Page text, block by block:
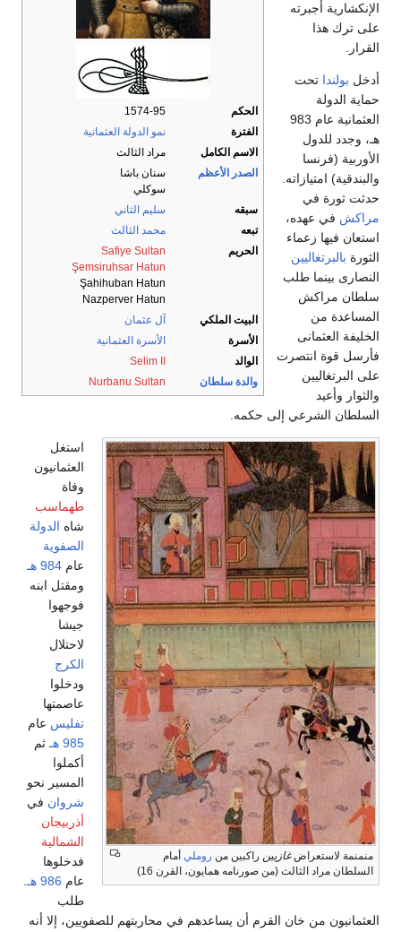
الحكم
1574-95
الفترة
نمو الدولة العثمانية
الاسم الكامل
مراد الثالث
الصدر الأعظم
سنان باشا
سوكلي
سبقه
سليم الثاني
تبعه
محمد الثالث
الحريم
Safiye Sultan
Şemsiruhsar Hatun
Şahihuban Hatun
Nazperver Hatun
البيت الملكي
آل عثمان
الأسرة
الأسرة العثمانية
الوالد
Selim II
والدة سلطان
Nurbanu Sultan
الإنكشارية أجبرته
على ترك هذا
القرار.
أدخل بولندا تحت
حماية الدولة
العثمانية عام 983
هـ، وجدد للدول
الأوربية (فرنسا
والبندقية) امتيازاته.
حدثت ثورة في
مراكش في عهده،
استعان فيها زعماء
الثورة بالبرتغاليين
النصارى بينما طلب
سلطان مراكش
المساعدة من
الخليفة العثمانى
فأرسل قوة انتصرت
على البرتغاليين
والثوار وأعيد
السلطان الشرعي إلى حكمه.
منمنمة لاستعراضغازيين راكبين من روملي أمام
السلطان مراد الثالث (من صورنامه همايون، القرن 16)
استغل
العثمانيون
وفاة
طهماسب
شاه الدولة
الصفوية
عام 984 هـ
ومقتل ابنه
فوجهوا
جيشا
لاحتلال
الكرج
ودخلوا
عاصمتها
تفليس عام
985 هـ
ثم
أكملوا
المسير نحو
شروان في
أذربيجان
الشمالية
فدخلوها
عام 986 هـ
.
طلب
العثمانيون من خان القرم أن يساعدهم في محاربتهم للصفويين، إلا أنه